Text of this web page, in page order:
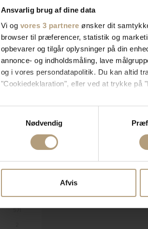
Ansvarlig brug af dine data
Vi og vores 3 partnere ønsker dit
browser til præferencer, statistik og
opbevarer og tilgår oplysninger på din
annonce- og indholdsmåling, lave
og i vores persondatapolitik. Du kan altid
"Cookiedeklaration", eller ved at trykke på
Hvis du tillader det, vil vi også gerne:
Indsamle præcise oplysninger om
Identificere din enhed baseret på
Dine valg anvendes på hele websitet.
annonceringspartnere og
dem, eller som de har indsamlet fra din
Nødvendig
Afvis
846
559
128
241
1842
571